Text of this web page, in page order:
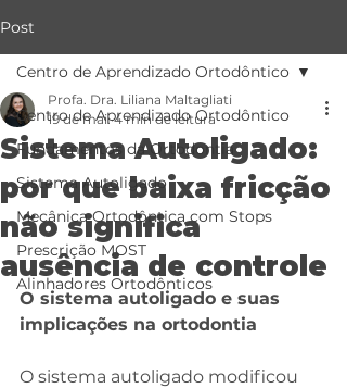
Post
Centro de Aprendizado Ortodôntico
Fundamentos da Ortodontia
Sistema Autoligado
Mecânica Ortodôntica com Stops
Prescrição MOST
Alinhadores Ortodônticos
Centro de Aprendizado Ortodôntico
Sistema Autoligado:
por que baixa fricção
não significa
ausência de controle
Profa. Dra. Liliana Maltagliati
19 de mai. 4 min de leitura
O sistema autoligado e suas
implicações na ortodontia
O sistema autoligado modificou